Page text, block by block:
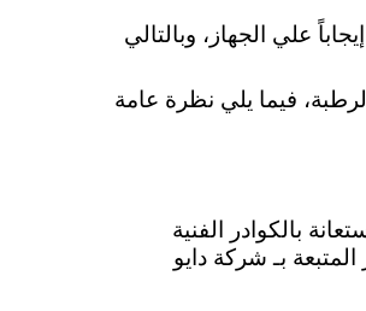
علي الجهاز، وبالتالي
فيما يلي نظرة عامة
بالكوادر الفنية
بـ شركة دايو